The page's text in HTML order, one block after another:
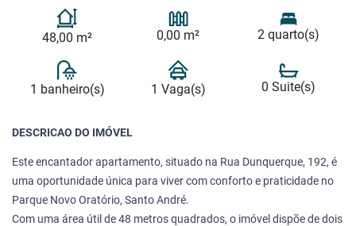
48,00 m² 0,00 m² 2 quarto(s)
1 banheiro(s) 1 Vaga(s) 0 Suite(s)
DESCRICAO DO IMÓVEL
Este encantador apartamento, situado na Rua Dunquerque, 192, é
uma oportunidade única para viver com conforto e praticidade no
Parque Novo Oratório, Santo André.
Com uma área útil de 48 metros quadrados, o imóvel dispõe de dois